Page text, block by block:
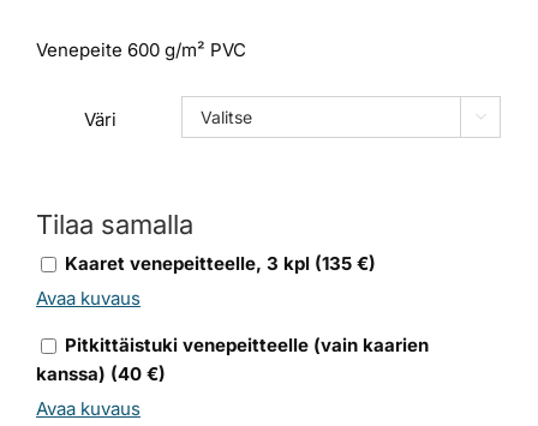
Venepeite 600 g/m² PVC
Väri 
Tilaa samalla
Kaaret venepeitteelle, 3 kpl (135 €)
Avaa kuvaus
Pitkittäistuki venepeitteelle (vain kaarien
kanssa) (40 €)
Avaa kuvaus